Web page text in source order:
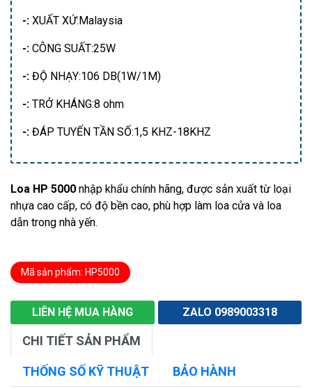
-: XUẤT XỨ:Malaysia
-: CÔNG SUẤT:25W
-: ĐỘ NHẠY:106 DB(1W/1M)
-: TRỞ KHÁNG:8 ohm
-: ĐÁP TUYẾN TẦN SỐ:1,5 KHZ-18KHZ
Loa HP 5000 nhập khẩu chính hãng, được sản xuất từ loại
nhựa cao cấp, có độ bền cao, phù hợp làm loa cửa và loa
dẫn trong nhà yến.
Mã sản phẩm: HP5000
LIÊN HỆ MUA HÀNG ZALO 0989003318
CHI TIẾT SẢN PHẨM
THỐNG SỐ KỸ THUẬT BẢO HÀNH